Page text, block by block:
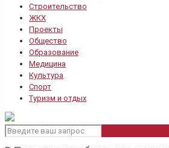
Строительство
ЖКХ
Проекты
Общество
Образование
Медицина
Культура
Спорт
Туризм и отдых